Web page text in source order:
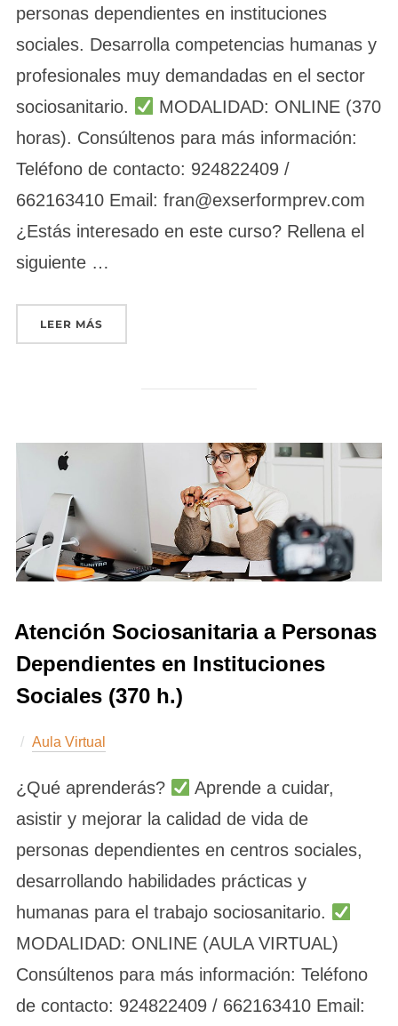
personas dependientes en instituciones
sociales. Desarrolla competencias humanas y
profesionales muy demandadas en el sector
sociosanitario.
MODALIDAD: ONLINE (370
horas). Consúltenos para más información:
Teléfono de contacto: 924822409 /
662163410 Email: fran@exserformprev.com
¿Estás interesado en este curso? Rellena el
siguiente …
LEER MÁS«ATENCIÓN SOCIOSANITARIA A PERSONAS
Atención Sociosanitaria a Personas
Dependientes en Instituciones
Sociales (370 h.)
Aula Virtual
¿Qué aprenderás?
Aprende a cuidar,
asistir y mejorar la calidad de vida de
personas dependientes en centros sociales,
desarrollando habilidades prácticas y
humanas para el trabajo sociosanitario.
MODALIDAD: ONLINE (AULA VIRTUAL)
Consúltenos para más información: Teléfono
de contacto: 924822409 / 662163410 Email: